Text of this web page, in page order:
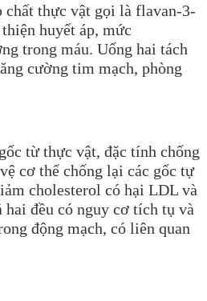
chất thực vật gọi là flavan-3-
huyết áp, mức
trong máu. Uống hai tách
cường tim mạch, phòng
từ thực vật, đặc tính chống
cơ thể chống lại các gốc tự
cholesterol có hại LDL và
hai đều có nguy cơ tích tụ và
động mạch, có liên quan